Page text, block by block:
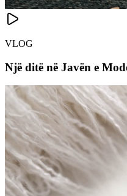
VLOG
Një ditë në Javën e